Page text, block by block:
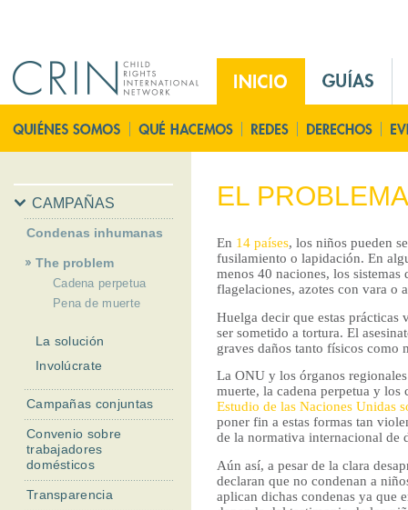
n
M
n
E
s
á
EL PROBLEMA
En 14 países, los niños pueden
fusilamiento o lapidación. En
menos 40 naciones, los
flagelaciones, azotes con vara o
Huelga decir que estas
ser sometido a tortura. El
graves daños tanto físicos como
La ONU y los órganos
muerte, la cadena perpetua y
Estudio de las Naciones Unidas
poner fin a estas formas tan
de la normativa internacional de
Aún así, a pesar de la clara
declaran que no condenan a
aplican dichas condenas ya que
CAMPAÑAS
Condenas inhumanas
The problem
Cadena perpetua
Pena de muerte
La solución
Involúcrate
Campañas conjuntas
Convenio sobre
trabajadores
domésticos
Transparencia